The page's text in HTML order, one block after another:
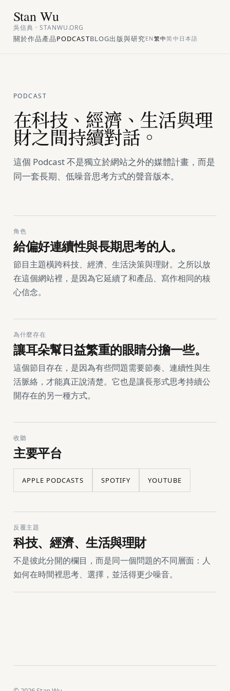
Stan Wu
吳信典 · STANWU.ORG
關於作品產品PODCASTBLOG出版與研究EN繁中简中 日本語
PODCAST
在科技、經濟、生活與理
財之間持續對話。
這個 Podcast 不是獨立於網站之外的媒體計畫，而是
同一套長期、低噪音思考方式的聲音版本。
角色
給偏好連續性與長期思考的人。
節目主題橫跨科技、經濟、生活決策與理財。之所以放
在這個網站裡，是因為它延續了和產品、寫作相同的核
心信念。
為什麼存在
讓耳朵幫日益繁重的眼睛分擔一些。
這個節目存在，是因為有些問題需要節奏、連續性與生
活脈絡，才能真正說清楚。它也是讓長形式思考持續公
開存在的另一種方式。
收聽
主要平台
APPLE PODCASTS SPOTIFY YOUTUBE
反覆主題
科技、經濟、生活與理財
不是彼此分開的欄目，而是同一個問題的不同層面：人
如何在時間裡思考、選擇，並活得更少噪音。